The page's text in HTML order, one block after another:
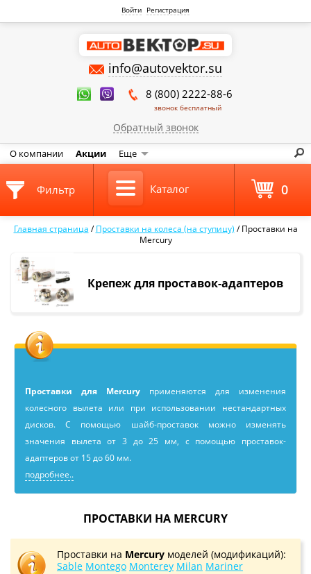
Войти Регистрация
info@autovektor.su
8 (800) 2222-88-6
звонок бесплатный
Обратный звонок
О компании Акции Еще
Главная страница /Проставки на колеса (на ступицу) /Проставки на
Mercury
Крепеж для проставок-адаптеров
Проставки для Mercury применяютcя для изменения
колесного вылета или при использовании нестандартных
дисков. С помощью шайб-проставок можно изменять
значения вылета от 3 до 25 мм, с помощью проставок-
адаптеров от 15 до 60 мм.
подробнее..
ПРОСТАВКИ НА MERCURY
Проставки на Mercury моделей (модификаций):
Sable Montego Monterey Milan Mariner
Фильтр Каталог 0